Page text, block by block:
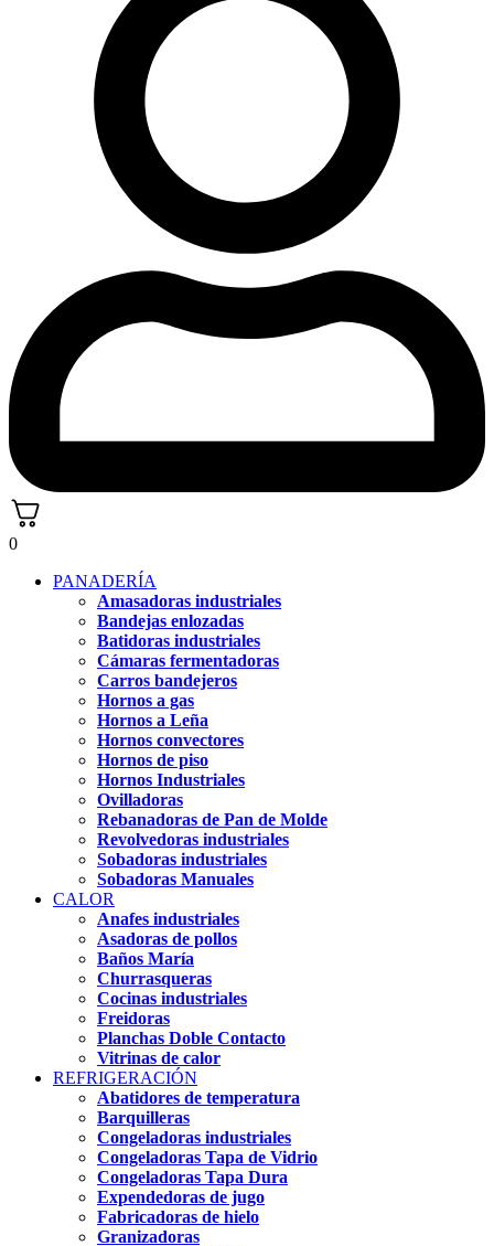
0
PANADERÍA
Amasadoras industriales
Bandejas enlozadas
Batidoras industriales
Cámaras fermentadoras
Carros bandejeros
Hornos a gas
Hornos a Leña
Hornos convectores
Hornos de piso
Hornos Industriales
Ovilladoras
Rebanadoras de Pan de Molde
Revolvedoras industriales
Sobadoras industriales
Sobadoras Manuales
CALOR
Anafes industriales
Asadoras de pollos
Baños María
Churrasqueras
Cocinas industriales
Freidoras
Planchas Doble Contacto
Vitrinas de calor
REFRIGERACIÓN
Abatidores de temperatura
Barquilleras
Congeladoras industriales
Congeladoras Tapa de Vidrio
Congeladoras Tapa Dura
Expendedoras de jugo
Fabricadoras de hielo
Granizadoras